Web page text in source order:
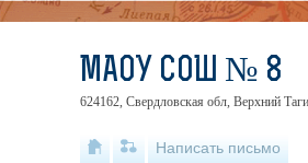
МАОУ СОШ № 8
624162, Свердловская обл, Верхний
Написать письмо